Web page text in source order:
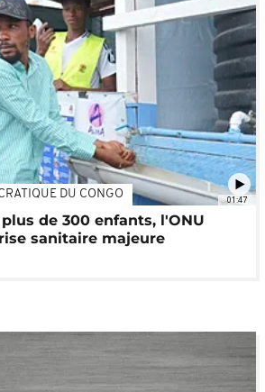
01:47
DU CONGO
de 300 enfants, l'ONU
sanitaire majeure